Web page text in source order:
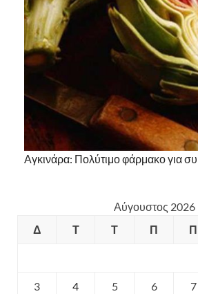
Αγκινάρα: Πολύτιμο φάρμακο για
Αύγουστος 2026
Δ
Τ Τ Π Π
3 4 5 6 7